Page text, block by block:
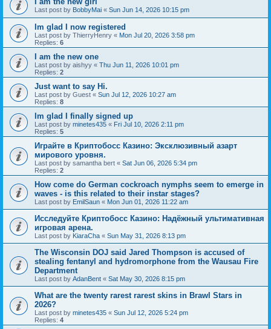
Last post by BobbyMai « Sun Jun 14, 2026 10:15 pm
Im glad I now registered
Last post by ThierryHenry « Mon Jul 20, 2026 3:58 pm
Replies: 6
I am the new one
Last post by aishyy « Thu Jun 11, 2026 10:01 pm
Replies: 2
Just want to say Hi.
Last post by Guest « Sun Jul 12, 2026 10:27 am
Replies: 8
Im glad I finally signed up
Last post by minetes435 « Fri Jul 10, 2026 2:11 pm
Replies: 5
Играйте в Криптобосс Казино: Эксклюзивный азарт
мирового уровня.
Last post by samantha bert « Sat Jun 06, 2026 5:34 pm
Replies: 2
How come do German cockroach nymphs seem to emerge in
waves - is this related to their instar stages?
Last post by EmilSaun « Mon Jun 01, 2026 11:22 am
Исследуйте Криптобосс Казино: Надёжный ультимативная
игровая арена.
Last post by KiaraCha « Sun May 31, 2026 8:13 pm
The Wisconsin DOJ said Jared Thompson is accused of
stealing fentanyl and hydromorphone from the Wausau Fire
Department
Last post by AdanBent « Sat May 30, 2026 8:15 pm
What are the twenty rarest rarest skins in Brawl Stars in
2026?
Last post by minetes435 « Sun Jul 12, 2026 5:24 pm
Replies: 4